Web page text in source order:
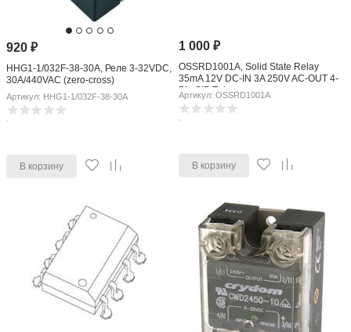
920₽
HHG1-1/032F-38-30A, Реле 3-32VDC,
30A/440VAC (zero-cross)
Артикул: HHG1-1/032F-38-30A
В корзину
1 000 ₽
OSSRD1001A, Solid State Relay
35mA 12V DC-IN 3A 250V AC-OUT 4-
Pin SIP Tube
Артикул: OSSRD1001A
В корзину